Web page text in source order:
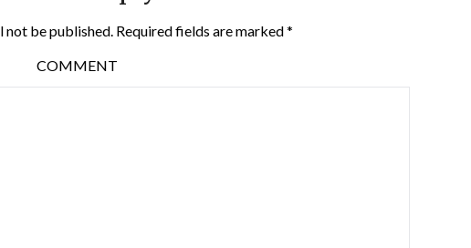
not be published.Required fields are marked*
COMMENT